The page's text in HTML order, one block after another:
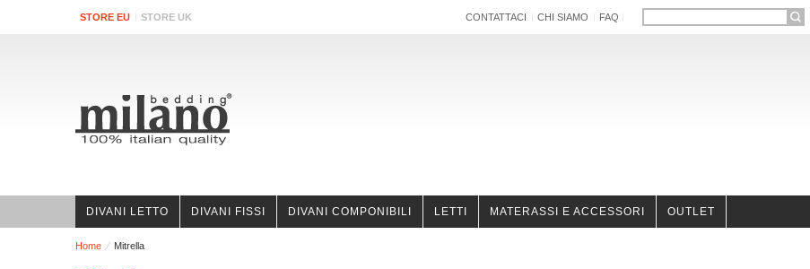
STORE EU STORE UK CONTATTACI CHI SIAMO FAQ
DIVANI LETTO DIVANI FISSI DIVANI COMPONIBILI LETTI MATERASSI E ACCESSORI OUTLET
Home Mitrella